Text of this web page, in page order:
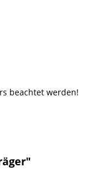
beachtet werden!